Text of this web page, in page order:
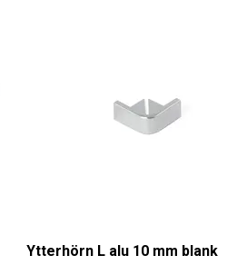
Ytterhörn L alu 10 mm blank